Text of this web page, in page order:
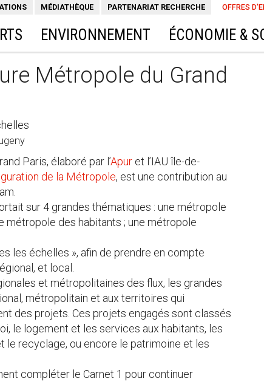
OFFRES
MÉDIATHÈQUE PARTENARIAT RECHERCHE
ENVIRONNEMENT ÉCONOMIE &
Métropole du Grand
Paris, élaboré par l’Apur et l’IAU île-de-
de la Métropole, est une contribution au
sur 4 grandes thématiques : une métropole
métropole des habitants ; une métropole
les échelles », afin de prendre en compte
et local.
et métropolitaines des flux, les grandes
métropolitain et aux territoires qui
des projets. Ces projets engagés sont classés
le logement et les services aux habitants, les
le recyclage, ou encore le patrimoine et les
compléter le Carnet 1 pour continuer